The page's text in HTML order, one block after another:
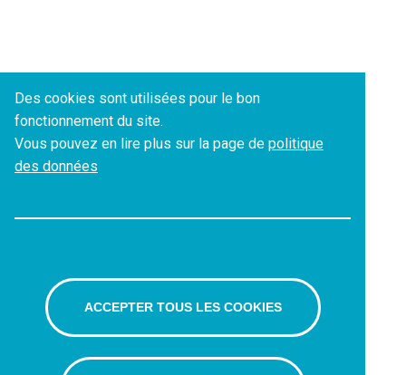
Des cookies sont utilisées pour le bon
fonctionnement du site.
Vous pouvez en lire plus sur la page de politique
des données
ACCEPTER TOUS LES COOKIES